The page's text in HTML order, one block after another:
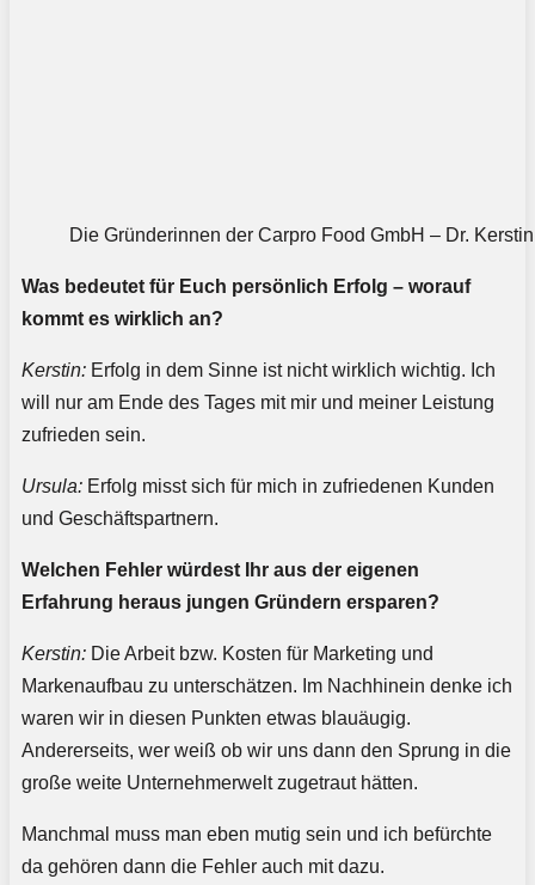
Die Gründerinnen der Carpro Food GmbH – Dr.
Was bedeutet für Euch persönlich Erfolg – worauf
kommt es wirklich an?
Kerstin: Erfolg in dem Sinne ist nicht wirklich wichtig. Ich
will nur am Ende des Tages mit mir und meiner Leistung
zufrieden sein.
Ursula: Erfolg misst sich für mich in zufriedenen Kunden
und Geschäftspartnern.
Welchen Fehler würdest Ihr aus der eigenen
Erfahrung heraus jungen Gründern ersparen?
Kerstin: Die Arbeit bzw. Kosten für Marketing und
Markenaufbau zu unterschätzen. Im Nachhinein denke ich
waren wir in diesen Punkten etwas blauäugig.
Andererseits, wer weiß ob wir uns dann den Sprung in die
große weite Unternehmerwelt zugetraut hätten.
Manchmal muss man eben mutig sein und ich befürchte
da gehören dann die Fehler auch mit dazu.